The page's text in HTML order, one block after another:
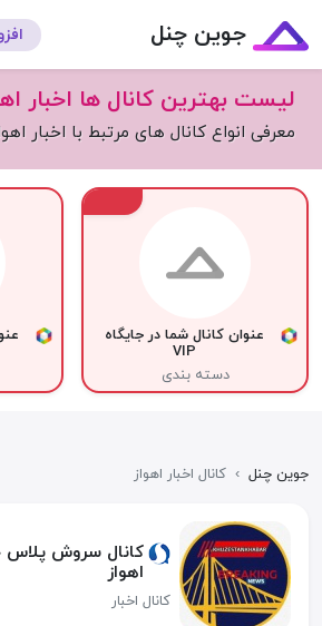
جوین چنل
لیست بهترین کانال ها اخبار
معرفی انواع کانال های مرتبط با اخبار
عنوان کانال شما در جایگاه
VIP
دسته بندی
جوین چنل › کانال اخبار اهواز
کانال سروش پلاس
اهواز
کانال اخبار